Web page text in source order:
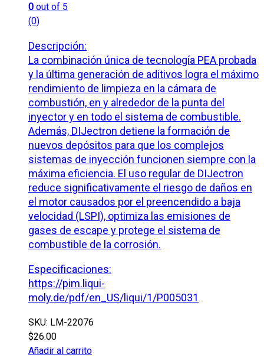
0 out of 5
(0)
Descripción:
La combinación única de tecnología PEA probada
y la última generación de aditivos logra el máximo
rendimiento de limpieza en la cámara de
combustión, en y alrededor de la punta del
inyector y en todo el sistema de combustible.
Además, DIJectron detiene la formación de
nuevos depósitos para que los complejos
sistemas de inyección funcionen siempre con la
máxima eficiencia. El uso regular de DIJectron
reduce significativamente el riesgo de daños en
el motor causados ​​por el preencendido a baja
velocidad (LSPI), optimiza las emisiones de
gases de escape y protege el sistema de
combustible de la corrosión.
Especificaciones:
https://pim.liqui-
moly.de/pdf/en_US/liqui/1/P005031
SKU: LM-22076
$26.00
Añadir al carrito